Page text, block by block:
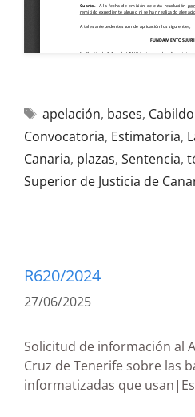
apelación, bases,
Convocatoria, Estimatoria,
Canaria, plazas, Sentencia,
Superior de Justicia de
R620/2024
27/06/2025
Solicitud de información al
Cruz de Tenerife sobre las
informatizadas que